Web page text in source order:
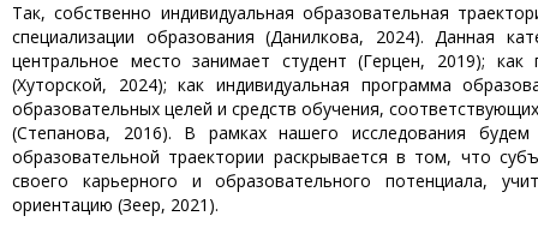
Так, собственно индивидуальная образовательная
специализации образования (Данилкова, 2024). Данная
центральное место занимает студент (Герцен, 2019); как
(Хуторской, 2024); как индивидуальная программа
образовательных целей и средств обучения,
(Степанова, 2016). В рамках нашего исследования
образовательной траектории раскрывается в том, что
своего карьерного и образовательного потенциала,
ориентацию (Зеер, 2021).